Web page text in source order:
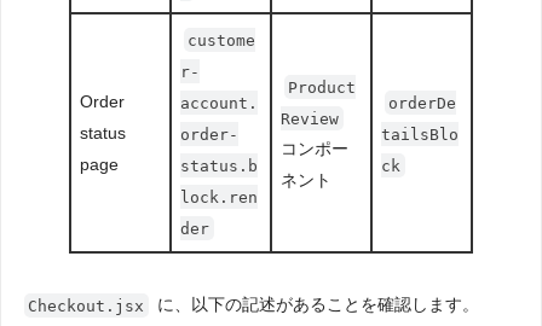
Order
status
page
custome
r-
account.
order-
status.b
lock.ren
der
Product
Review
コンポー
ネント
orderDe
tailsBlo
ck
Checkout.jsx に、以下の記述があることを確認します。